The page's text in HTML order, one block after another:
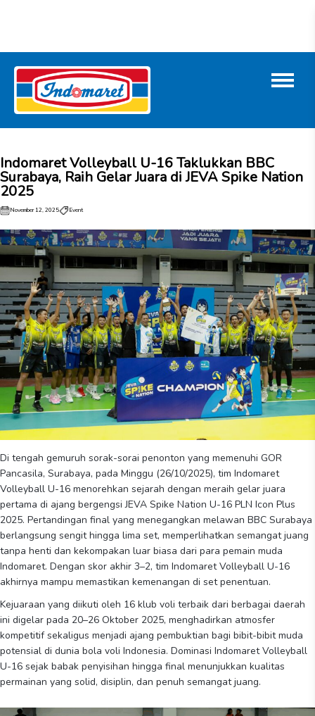
Indomaret Volleyball U-16 Taklukkan BBC
Surabaya, Raih Gelar Juara di JEVA Spike Nation
2025
November 12, 2025 Event
Di tengah gemuruh sorak-sorai penonton yang memenuhi GOR
Pancasila, Surabaya, pada Minggu (26/10/2025), tim Indomaret
Volleyball U-16 menorehkan sejarah dengan meraih gelar juara
pertama di ajang bergengsi JEVA Spike Nation U-16 PLN Icon Plus
2025. Pertandingan final yang menegangkan melawan BBC Surabaya
berlangsung sengit hingga lima set, memperlihatkan semangat juang
tanpa henti dan kekompakan luar biasa dari para pemain muda
Indomaret. Dengan skor akhir 3–2, tim Indomaret Volleyball U-16
akhirnya mampu memastikan kemenangan di set penentuan.
Kejuaraan yang diikuti oleh 16 klub voli terbaik dari berbagai daerah
ini digelar pada 20–26 Oktober 2025, menghadirkan atmosfer
kompetitif sekaligus menjadi ajang pembuktian bagi bibit-bibit muda
potensial di dunia bola voli Indonesia. Dominasi Indomaret Volleyball
U-16 sejak babak penyisihan hingga final menunjukkan kualitas
permainan yang solid, disiplin, dan penuh semangat juang.